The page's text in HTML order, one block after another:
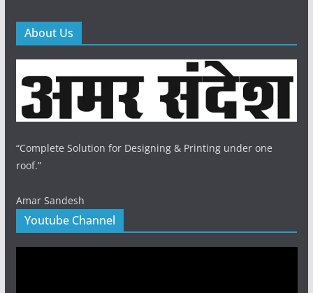
About Us
“Complete Solution for Designing & Printing under one
roof.”
Amar Sandesh
Youtube Channel